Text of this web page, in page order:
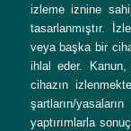
izleme iznine
tasarlanmıştır.
veya başka bir
ihlal eder. Kanun,
cihazın
şartların/
yaptırımlarla